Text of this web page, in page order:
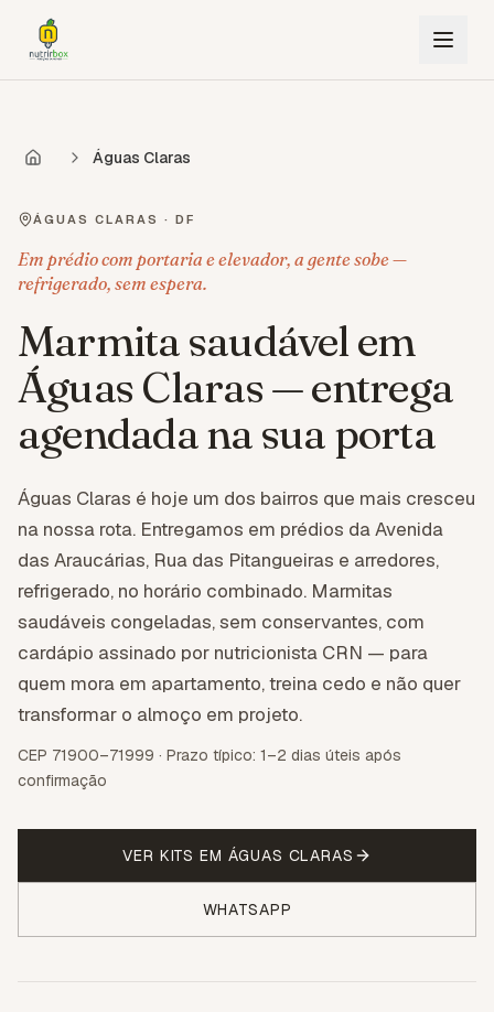
Águas Claras
ÁGUAS CLARAS · DF
Em prédio com portaria e elevador, a gente sobe —
refrigerado, sem espera.
Marmita saudável em
Águas Claras — entrega
agendada na sua porta
Águas Claras é hoje um dos bairros que mais cresceu
na nossa rota. Entregamos em prédios da Avenida
das Araucárias, Rua das Pitangueiras e arredores,
refrigerado, no horário combinado. Marmitas
saudáveis congeladas, sem conservantes, com
cardápio assinado por nutricionista CRN — para
quem mora em apartamento, treina cedo e não quer
transformar o almoço em projeto.
CEP 71900–71999 · Prazo típico: 1–2 dias úteis após
confirmação
VER KITS EM ÁGUAS CLARAS
WHATSAPP